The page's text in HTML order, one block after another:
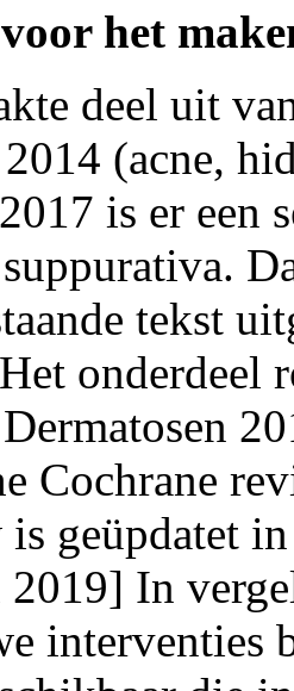
voor het
deel uit
(acne,
is er
tekst
onderdeel
Cochrane
is geüpdatet
2019] In
interventies